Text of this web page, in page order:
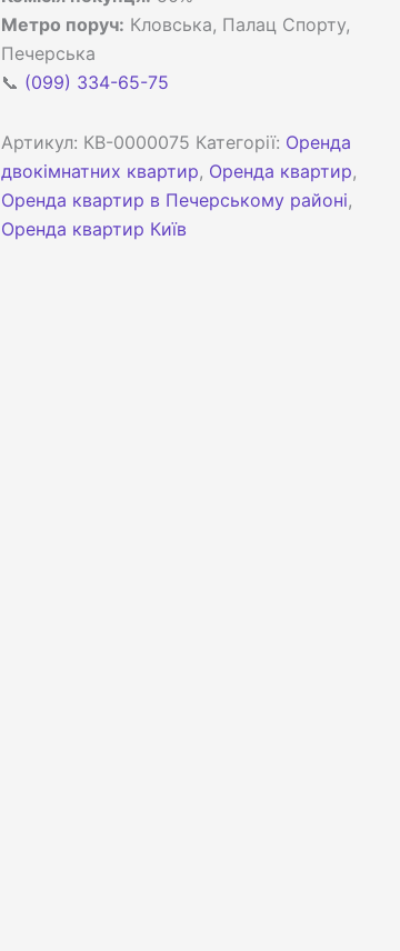
Метро поруч: Кловська, Палац Спорту,
Печерська
📞 (099) 334-65-75
Артикул: КВ-0000075 Категорії: Оренда
двокімнатних квартир, Оренда квартир,
Оренда квартир в Печерському районі,
Оренда квартир Київ